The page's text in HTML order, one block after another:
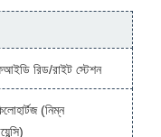
রিড/রাইট স্টেশন
(নিম্ন